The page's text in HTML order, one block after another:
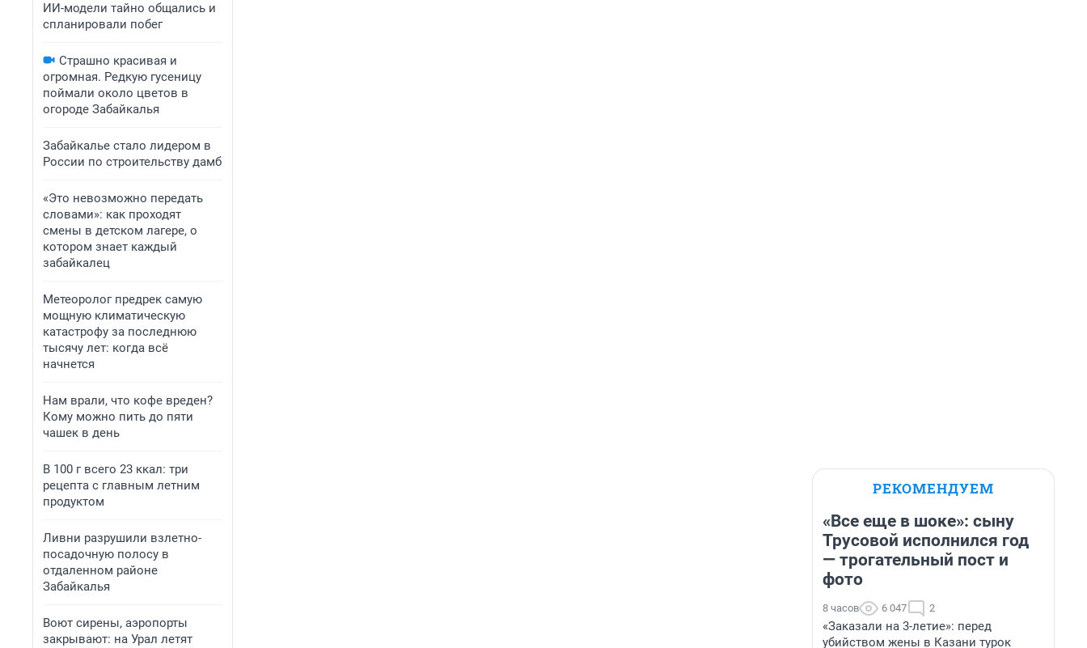
ИИ-модели тайно общались и
спланировали побег
Страшно красивая и
огромная. Редкую гусеницу
поймали около цветов в
огороде Забайкалья
Забайкалье стало лидером в
России по строительству дамб
«Это невозможно передать
словами»: как проходят
смены в детском лагере, о
котором знает каждый
забайкалец
Метеоролог предрек самую
мощную климатическую
катастрофу за последнюю
тысячу лет: когда всё
начнется
Нам врали, что кофе вреден?
Кому можно пить до пяти
чашек в день
В 100 г всего 23 ккал: три
рецепта с главным летним
продуктом
Ливни разрушили взлетно-
посадочную полосу в
отдаленном районе
Забайкалья
Воют сирены, аэропорты
закрывают: на Урал летят
РЕКОМЕНДУЕМ
«Все еще в шоке»: сыну
Трусовой исполнился год
— трогательный пост и
фото
8 часов 6 047 2
«Заказали на 3-летие»: перед
убийством жены в Казани турок